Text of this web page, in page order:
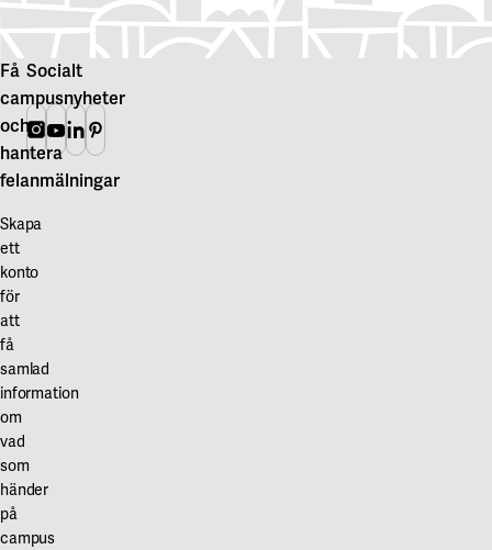
Få
campusnyheter
och
hantera
felanmälningar
Skapa
ett
konto
för
att
få
samlad
information
om
vad
som
händer
på
campus
Socialt
Instagram
Youtube
Linkedin
Pinterest